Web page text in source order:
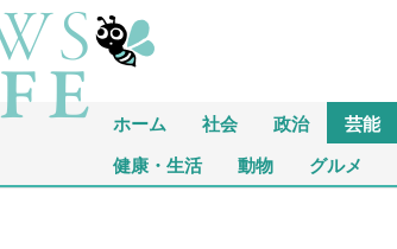
ホーム 社会 政治 芸能
健康・生活 動物 グルメ